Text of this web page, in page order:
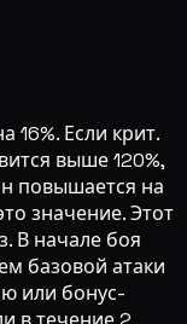
16%. Если крит.
выше 120%,
повышается на
значение. Этот
В начале боя
базовой атаки
или бонус-